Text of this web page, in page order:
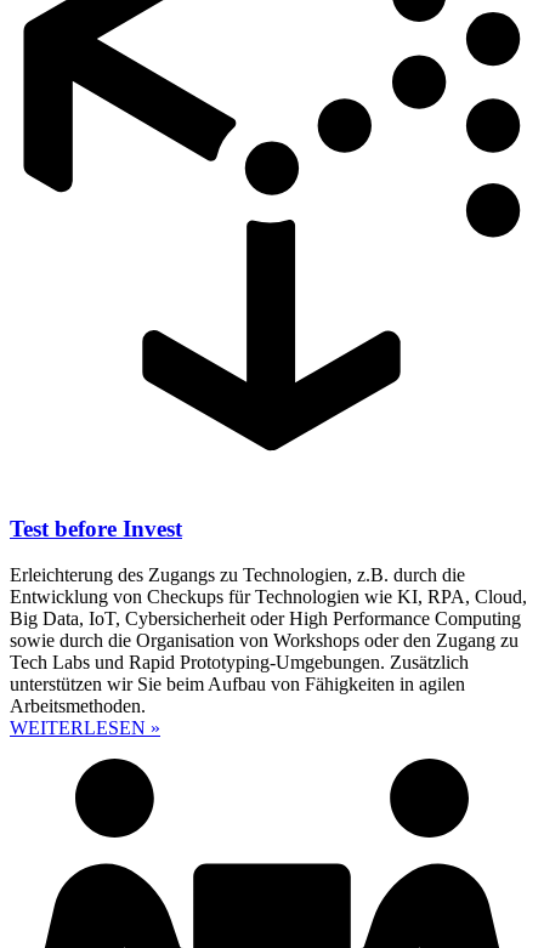
Test before Invest
Erleichterung des Zugangs zu Technologien, z.B. durch die
Entwicklung von Checkups für Technologien wie KI, RPA, Cloud,
Big Data, IoT, Cybersicherheit oder High Performance Computing
sowie durch die Organisation von Workshops oder den Zugang zu
Tech Labs und Rapid Prototyping-Umgebungen. Zusätzlich
unterstützen wir Sie beim Aufbau von Fähigkeiten in agilen
Arbeitsmethoden.
WEITERLESEN »